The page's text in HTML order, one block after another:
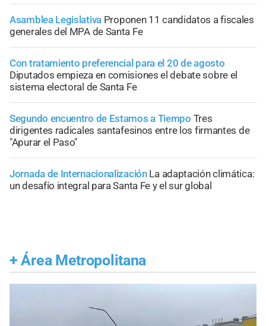
Asamblea Legislativa Proponen 11 candidatos a fiscales
generales del MPA de Santa Fe
Con tratamiento preferencial para el 20 de agosto
Diputados empieza en comisiones el debate sobre el
sistema electoral de Santa Fe
Segundo encuentro de Estamos a Tiempo Tres
dirigentes radicales santafesinos entre los firmantes de
"Apurar el Paso"
Jornada de Internacionalización La adaptación climática:
un desafío integral para Santa Fe y el sur global
+ Área Metropolitana